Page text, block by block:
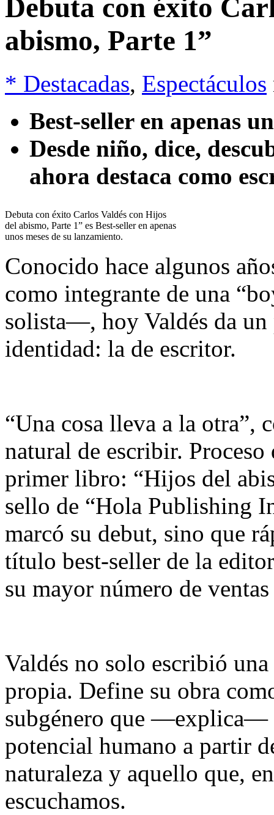
Debuta con éxito
abismo, Parte 1”
* Destacadas, Espectáculos
Best-seller en apenas
Desde niño, dice,
ahora destaca como
Debuta con éxito Carlos Valdés con Hijos
del abismo, Parte 1” es Best-seller en apenas
unos meses de su lanzamiento.
Conocido hace algunos
como integrante de una
solista—, hoy Valdés da un
identidad: la de escritor.
“Una cosa lleva a la otra”,
natural de escribir.
primer libro: “Hijos del
sello de “Hola Publishing
marcó su debut, sino que
título best-seller de la
su mayor número de
Valdés no solo escribió
propia. Define su obra
subgénero que —explica—
potencial humano a partir
naturaleza y aquello que,
escuchamos.